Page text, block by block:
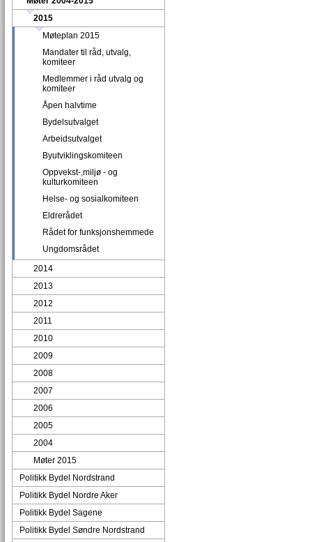
2015
Møteplan 2015
Mandater til råd, utvalg,
komiteer
Medlemmer i råd utvalg og
komiteer
Åpen halvtime
Bydelsutvalget
Arbeidsutvalget
Byutviklingskomiteen
Oppvekst-,miljø - og
kulturkomiteen
Helse- og sosialkomiteen
Eldrerådet
Rådet for funksjonshemmede
Ungdomsrådet
2014
2013
2012
2011
2010
2009
2008
2007
2006
2005
2004
Møter 2015
Politikk Bydel Nordstrand
Politikk Bydel Nordre Aker
Politikk Bydel Sagene
Politikk Bydel Søndre Nordstrand